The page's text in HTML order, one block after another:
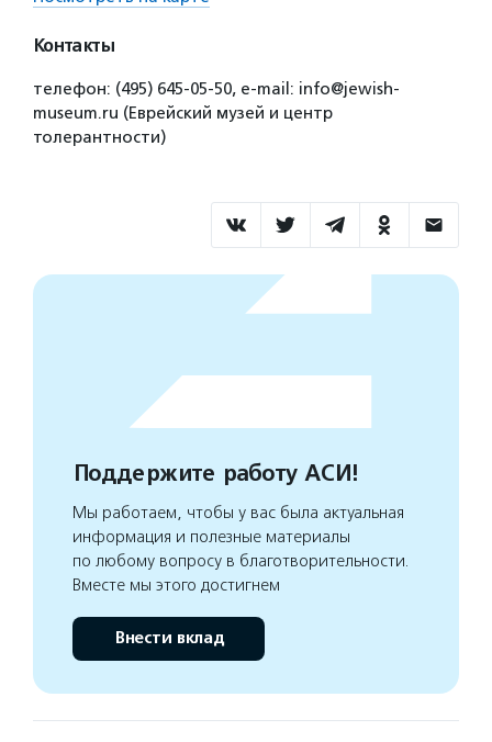
Контакты
телефон: (495) 645-05-50, e-mail: info@jewish-
museum.ru (Еврейский музей и центр
толерантности)
Поддержите работу АСИ!
Мы работаем, чтобы у вас была актуальная
информация и полезные материалы
по любому вопросу в благотворительности.
Вместе мы этого достигнем
Внести вклад